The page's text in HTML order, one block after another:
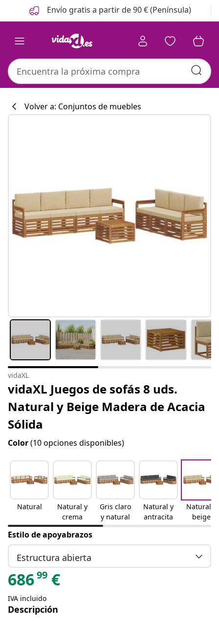
Anterior
Siguiente Envío gratis a partir de 90 € (Península)
#sharemevidaxl
Volver a: Conjuntos de muebles
vidaXL
vidaXL Juegos de sofás 8 uds.
Natural y Beige Madera de Acacia
Sólida
Color(10 opciones disponibles)
Natural
Natural y
crema
Gris claro
y natural
Natural y
antracita
Natural y
beige
Estilo de apoyabrazos
Estructura abierta
68699 €
IVA incluido
Descripción